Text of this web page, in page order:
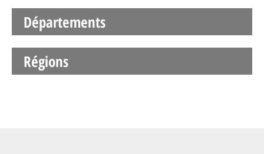
Départements
Régions